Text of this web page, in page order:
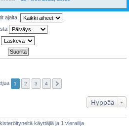
ajalta:
1 2 3 4
Hyppää
käyttäjiä ja 1 vierailija